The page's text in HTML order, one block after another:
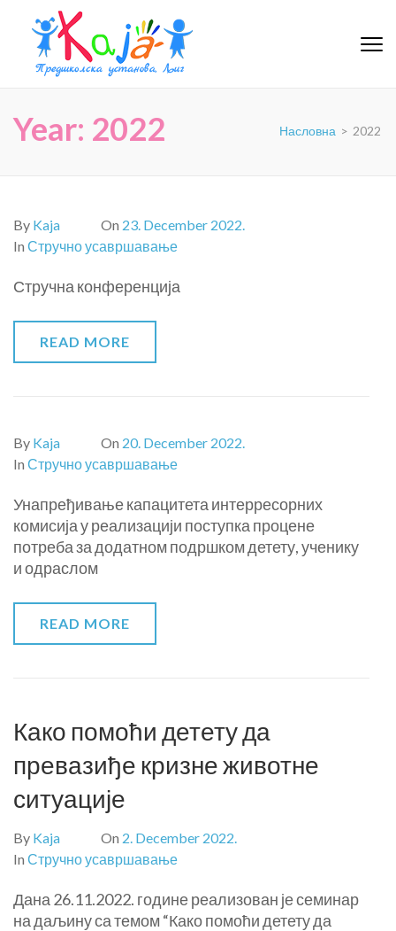
PU-KAJA
Year: 2022 Насловна > 2022
By Kaja On 23. December 2022.
In Стручно усавршавање
Стручна конференција
READ MORE
By Kaja On 20. December 2022.
In Стручно усавршавање
Унапређивање капацитета интерресорних
комисија у реализацији поступка процене
потреба за додатном подршком детету, ученику
и одраслом
READ MORE
Како помоћи детету да
превазиђе кризне животне
ситуације
By Kaja On 2. December 2022.
In Стручно усавршавање
Дана 26.11.2022. године реализован је семинар
на даљину са темом “Како помоћи детету да